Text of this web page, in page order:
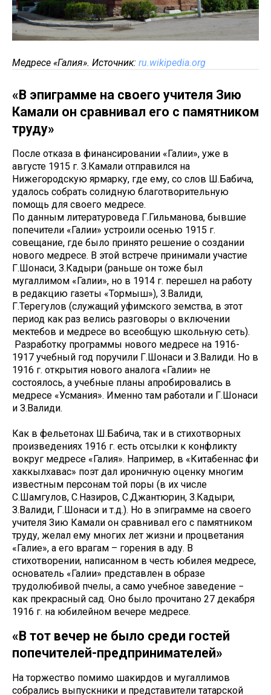
Медресе «Галия». Источник: ru.wikipedia.org
«В эпиграмме на своего учителя Зию
Камали он сравнивал его с памятником
труду»
После отказа в финансировании «Галии», уже в
августе 1915 г. З.Камали отправился на
Нижегородскую ярмарку, где ему, со слов Ш.Бабича,
удалось собрать солидную благотворительную
помощь для своего медресе.
По данным литературоведа Г.Гильманова, бывшие
попечители «Галии» устроили осенью 1915 г.
совещание, где было принято решение о создании
нового медресе. В этой встрече принимали участие
Г.Шонаси, З.Кадыри (раньше он тоже был
мугаллимом «Галии», но в 1914 г. перешел на работу
в редакцию газеты «Тормыш»), З.Валиди,
Г.Терегулов (служащий уфимского земства, в этот
период как раз велись разговоры о включении
мектебов и медресе во всеобщую школьную сеть).
Разработку программы нового медресе на 1916-
1917 учебный год поручили Г.Шонаси и З.Валиди. Но в
1916 г. открытия нового аналога «Галии» не
состоялось, а учебные планы апробировались в
медресе «Усмания». Именно там работали и Г.Шонаси
и З.Валиди.
Как в фельетонах Ш.Бабича, так и в стихотворных
произведениях 1916 г. есть отсылки к конфликту
вокруг медресе «Галия». Например, в «Китабеннас фи
хаккылхавас» поэт дал ироничную оценку многим
известным персонам той поры (в их числе
С.Шамгулов, С.Назиров, С.Джантюрин, З.Кадыри,
З.Валиди, Г.Шонаси и т.д.). Но в эпиграмме на своего
учителя Зию Камали он сравнивал его с памятником
труду, желал ему многих лет жизни и процветания
«Галие», а его врагам – горения в аду. В
стихотворении, написанном в честь юбилея медресе,
основатель «Галии» представлен в образе
трудолюбивой пчелы, а само учебное заведение −
как прекрасный сад. Оно было прочитано 27 декабря
1916 г. на юбилейном вечере медресе.
«В тот вечер не было среди гостей
попечителей-предпринимателей»
На торжество помимо шакирдов и мугаллимов
собрались выпускники и представители татарской